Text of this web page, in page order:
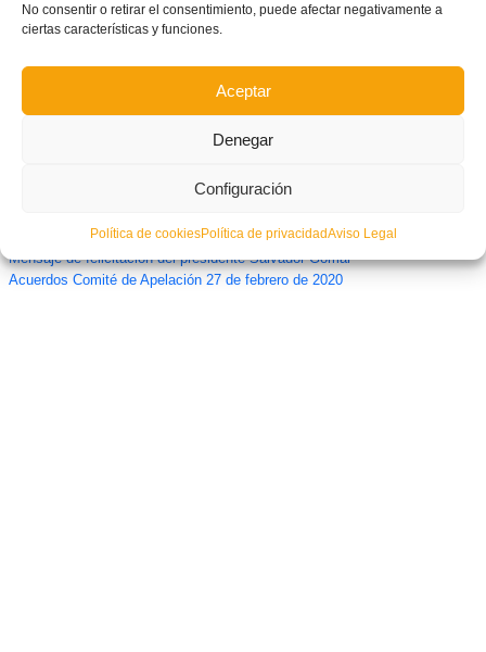
No consentir o retirar el consentimiento, puede afectar negativamente a
ciertas características y funciones.
Aceptar
Denegar
Configuración
Política de cookiesPolítica de privacidadAviso Legal
Mensaje de felicitación del presidente Salvador Gomar
Acuerdos Comité de Apelación 27 de febrero de 2020